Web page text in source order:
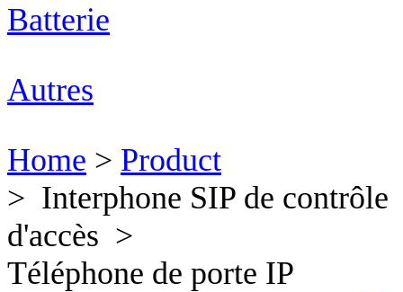
Batterie
Autres
Home > Product
> Interphone SIP de contrôle
d'accès >
Téléphone de porte IP